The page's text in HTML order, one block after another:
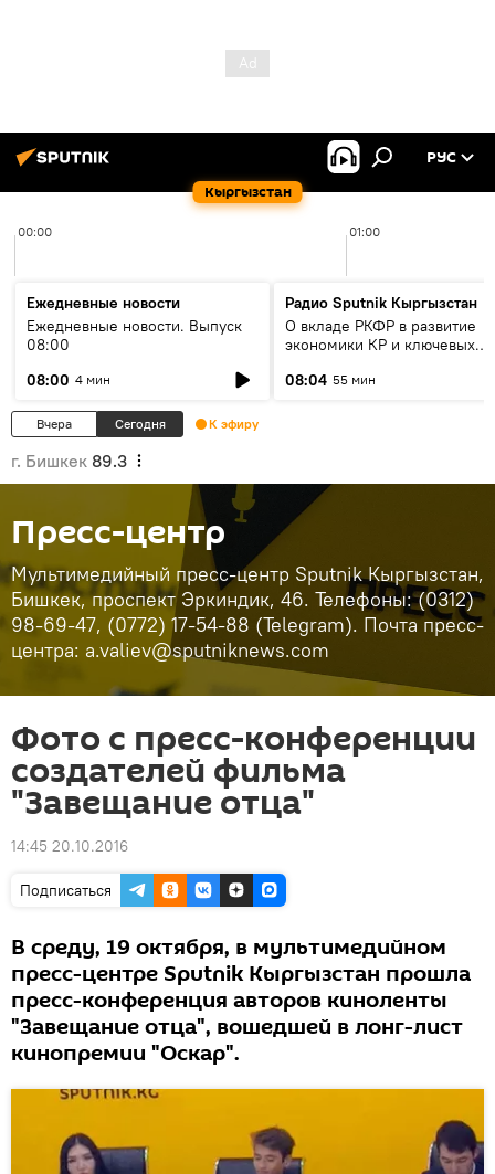
Кыргызстан
РУС
00:00 01:00
Ежедневные новости
Ежедневные новости. Выпуск
08:00
08:00 4 мин
Радио Sputnik Кыргызстан
О вкладе РКФР в развитие
экономики КР и ключевых
08:04 55 мин
Вчера Сегодня К эфиру
г. Бишкек 89.3
Пресс-центр
Мультимедийный пресс-центр Sputnik Кыргызстан,
Бишкек, проспект Эркиндик, 46. Телефоны: (0312)
98-69-47, (0772) 17-54-88 (Telegram). Почта пресс-
центра: a.valiev@sputniknews.com
Фото с пресс-конференции
создателей фильма
"Завещание отца"
14:45 20.10.2016
Подписаться
В среду, 19 октября, в мультимедийном
пресс-центре Sputnik Кыргызстан прошла
пресс-конференция авторов киноленты
"Завещание отца", вошедшей в лонг-лист
кинопремии "Оскар".